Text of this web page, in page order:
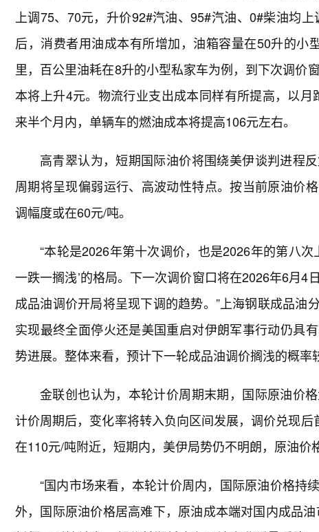
上调75、70元，升价92#汽油、95#汽油、0#柴油均
后，消费者用油成本有所增加，油箱容量在50升的
里，百公里油耗在8升的小型私家车为例，到下次调价
本将上升4元。物流行业支出成本同样有所提高，以
来半个月内，单辆车的燃油成本将提高106元左右。
高青翠认为，短期国际油价将围绕美伊谈判进程
周期将呈现偏弱运行、高波动性特点。按当前原油价
调幅度或在60元/吨。
“本轮是2026年第十次调价，也是2026年的第八
一跌一搁浅’的格局。下一次调价窗口将在2026年6月
成品油调价开局将呈现下调的趋势。”上海钢联成品
实现最终全面停火还是美国重启对伊朗军事行动仍具
势进展。整体来看，预计下一轮成品油调价搁浅的概率
金联创也认为，本轮计价周期末期，国际原油价
计价周期后，变化率将转入负向区间发展，调价兑现
在110元/吨附近，短期内，美伊局势仍不明朗，原油价
“国内市场来看，本轮计价周内，国际原油价格持
外，国际原油价格居高难下，原油成本端对国内成品